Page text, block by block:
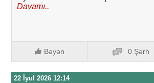
Davamı..
Bəyən 0 Şərh
22 İyul 2026 12:14